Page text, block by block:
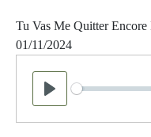
Tu Vas Me Quitter
01/11/2024
Play
Seek